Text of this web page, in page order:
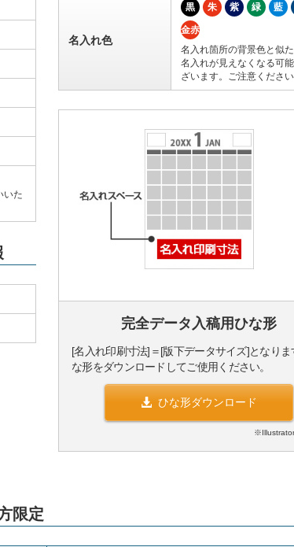
いた
名入れ色
黒 朱 紫 緑 藍
金赤
名入れ箇所の背景色と似た
名入れが見えなくなる可
ざいます。ご注意ください
完全データ入稿用ひな形
[名入れ印刷寸法]＝[版下データサイズ]となりま
な形をダウンロードしてご使用ください。
ひな形ダウンロード
限定